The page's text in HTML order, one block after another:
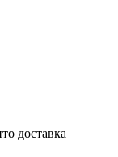
доставка